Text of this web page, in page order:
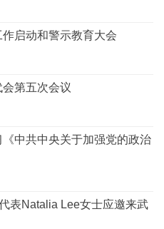
启动和警示教育大会
第五次会议
中共中央关于加强党的政治
表Natalia Lee女士应邀来武